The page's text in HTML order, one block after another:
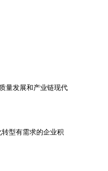
量发展和产业链现代
型有需求的企业积